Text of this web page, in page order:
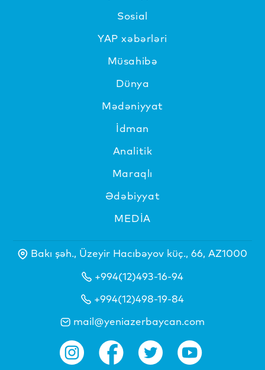
Sosial
YAP xəbərləri
Müsahibə
Dünya
Mədəniyyat
İdman
Analitik
Maraqlı
Ədəbiyyat
MEDİA
Bakı şəh., Üzeyir Hacıbəyov küç., 66, AZ1000
+994(12)493-16-94
+994(12)498-19-84
mail@yeniazerbaycan.com